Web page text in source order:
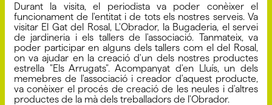
Durant la visita, el periodista va poder conèixer el
funcionament de l'entitat i de tots els nostres serveis. Va
visitar El Gat del Rosal, L'Obrador, la Bugaderia, el servei
de jardineria i els tallers de l'associació. Tanmateix, va
poder participar en alguns dels tallers com el del Rosal,
on va ajudar en la creació d'un dels nostres productes
estrella "Els Arrugats". Acompanyat d'en Lluís, un dels
memebres de l'associació i creador d'aquest producte,
va conèixer el procés de creació de les neules i d'altres
productes de la mà dels treballadors de l'Obrador.